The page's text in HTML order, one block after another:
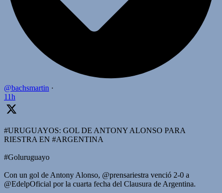
@bachsmartin ·
11h
#URUGUAYOS: GOL DE ANTONY ALONSO PARA
RIESTRA EN #ARGENTINA
#Goluruguayo
Con un gol de Antony Alonso, @prensariestra venció 2-0 a
@EdelpOficial por la cuarta fecha del Clausura de Argentina.